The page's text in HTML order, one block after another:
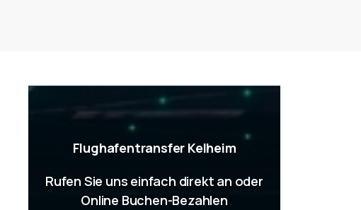
Flughafentransfer Kelheim
Rufen Sie uns einfach direkt an oder
Online Buchen-Bezahlen